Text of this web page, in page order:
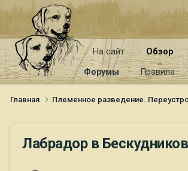
На сайт Обзор
Форумы Правила
Главная Племенное разведение.
Лабрадор в